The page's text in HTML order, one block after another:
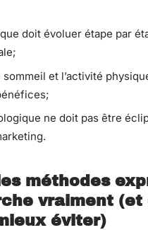
doit évoluer étape par
sommeil et l’activité
ne doit pas être
méthodes
vraiment (et
éviter)